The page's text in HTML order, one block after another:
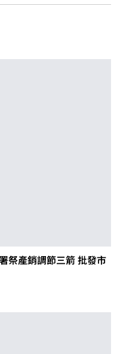
祭產銷調節三箭 批發市